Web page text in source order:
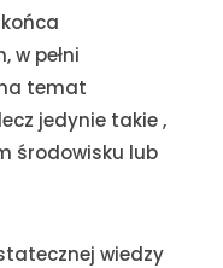
w pełni
temat
jedynie takie ,
środowisku lub
wiedzy